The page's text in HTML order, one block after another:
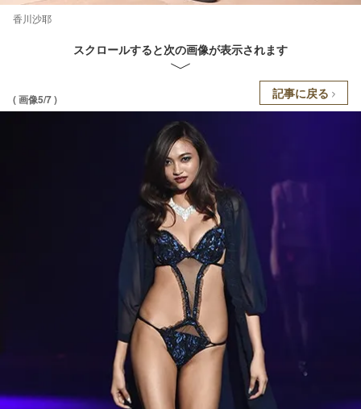
香川沙耶
スクロールすると次の画像が表示されます
( 画像5/7 ) 記事に戻る